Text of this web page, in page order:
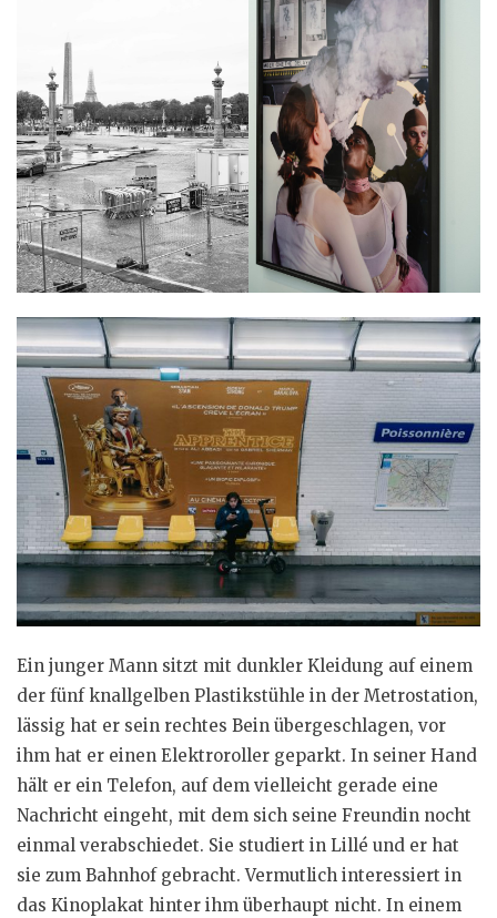
Ein junger Mann sitzt mit dunkler Kleidung auf einem
der fünf knallgelben Plastikstühle in der Metrostation,
lässig hat er sein rechtes Bein übergeschlagen, vor
ihm hat er einen Elektroroller geparkt. In seiner Hand
hält er ein Telefon, auf dem vielleicht gerade eine
Nachricht eingeht, mit dem sich seine Freundin nocht
einmal verabschiedet. Sie studiert in Lillé und er hat
sie zum Bahnhof gebracht. Vermutlich interessiert in
das Kinoplakat hinter ihm überhaupt nicht. In einem